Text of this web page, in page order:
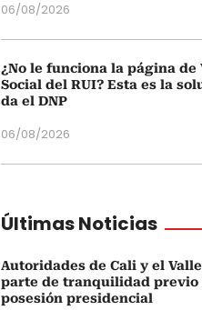
06/08/2026
¿No le funciona la página de
Social del RUI? Esta es la
da el DNP
06/08/2026
Últimas Noticias
Autoridades de Cali y el
parte de tranquilidad previo
posesión presidencial